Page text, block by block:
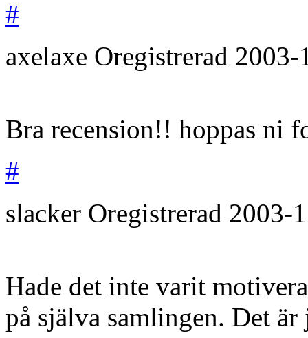
#
axelaxe Oregistrerad 2003-
Bra recension!! hoppas ni
#
slacker Oregistrerad 2003-
Hade det inte varit
på själva samlingen. Det är